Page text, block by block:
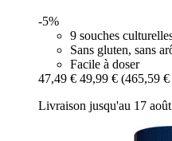
-5%
9 souches
Sans gluten, sans
Facile à doser
47,49 € 49,99 € (465,59
Livraison jusqu'au 17 août